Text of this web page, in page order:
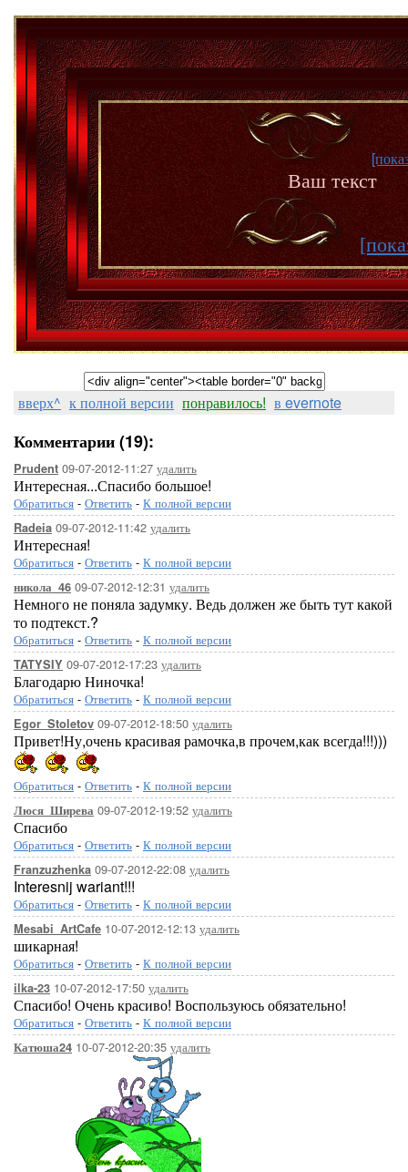
Ваш текст
вверх^ к полной версии понравилось! в evernote
Комментарии (19):
Prudent 09-07-2012-11:27 удалить
Интересная...Спасибо большое!
Обратиться - Ответить - К полной версии
Radeia 09-07-2012-11:42 удалить
Интересная!
Обратиться - Ответить - К полной версии
никола_46 09-07-2012-12:31 удалить
Немного не поняла задумку. Ведь должен же быть тут какой
то подтекст.?
Обратиться - Ответить - К полной версии
TATYSIY 09-07-2012-17:23 удалить
Благодарю Ниночка!
Обратиться - Ответить - К полной версии
Egor_Stoletov 09-07-2012-18:50 удалить
Привет!Ну,очень красивая рамочка,в прочем,как всегда!!!)))
Обратиться - Ответить - К полной версии
Люся_Ширева 09-07-2012-19:52 удалить
Спасибо
Обратиться - Ответить - К полной версии
Franzuzhenka 09-07-2012-22:08 удалить
Interesnij wariant!!!
Обратиться - Ответить - К полной версии
Mesabi_ArtCafe 10-07-2012-12:13 удалить
шикарная!
Обратиться - Ответить - К полной версии
ilka-23 10-07-2012-17:50 удалить
Спасибо! Очень красиво! Воспользуюсь обязательно!
Обратиться - Ответить - К полной версии
Катюша24 10-07-2012-20:35 удалить